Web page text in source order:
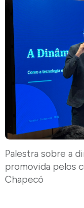
Palestra sobre a
promovida pelos
Chapecó